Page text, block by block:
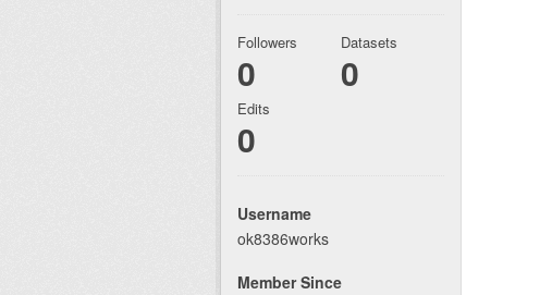
Followers
0
Datasets
0
Edits
0
Username
ok8386works
Member Since